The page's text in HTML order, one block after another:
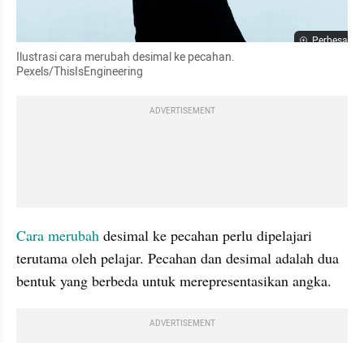
Perbesar
Ilustrasi cara merubah desimal ke pecahan.
Pexels/ThisIsEngineering
ADVERTISEMENT
Cara merubah desimal ke pecahan perlu dipelajari
terutama oleh pelajar. Pecahan dan desimal adalah dua
bentuk yang berbeda untuk merepresentasikan angka.
ADVERTISEMENT